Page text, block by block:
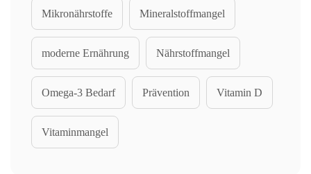
Mikronährstoffe Mineralstoffmangel
moderne Ernährung Nährstoffmangel
Omega-3 Bedarf Prävention Vitamin D
Vitaminmangel